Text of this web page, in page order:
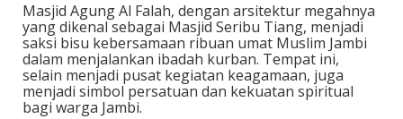
Masjid Agung Al Falah, dengan arsitektur megahnya
yang dikenal sebagai Masjid Seribu Tiang, menjadi
saksi bisu kebersamaan ribuan umat Muslim Jambi
dalam menjalankan ibadah kurban. Tempat ini,
selain menjadi pusat kegiatan keagamaan, juga
menjadi simbol persatuan dan kekuatan spiritual
bagi warga Jambi.